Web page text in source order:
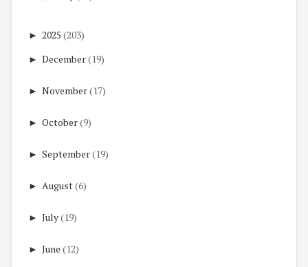
► 2025 (203)
► December(19)
► November(17)
► October(9)
► September(19)
► August(6)
► July(19)
► June (12)